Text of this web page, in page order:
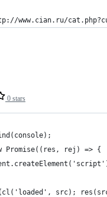
0 stars
Promise((res, rej) => {
src);